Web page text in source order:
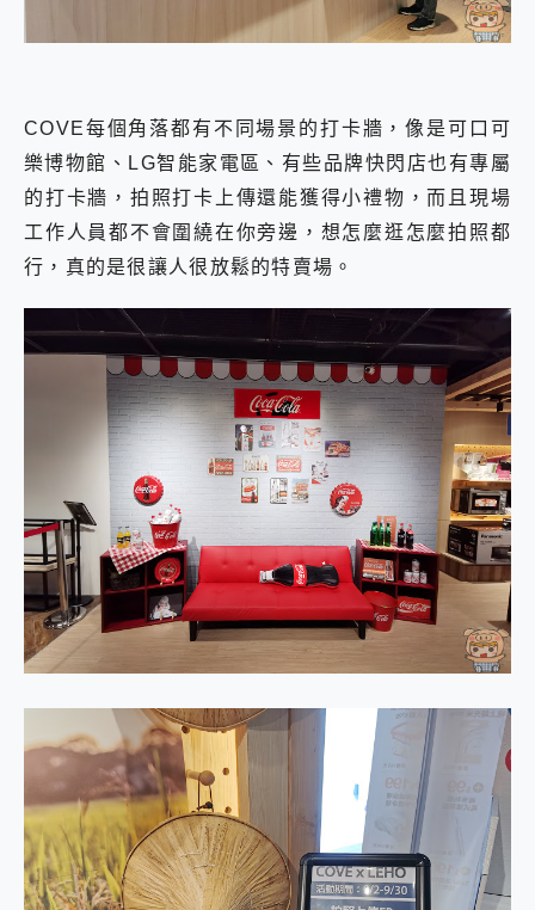
COVE每個角落都有不同場景的打卡牆，像是可口可
樂博物館、LG智能家電區、有些品牌快閃店也有專屬
的打卡牆，拍照打卡上傳還能獲得小禮物，而且現場
工作人員都不會圍繞在你旁邊，想怎麼逛怎麼拍照都
行，真的是很讓人很放鬆的特賣場。